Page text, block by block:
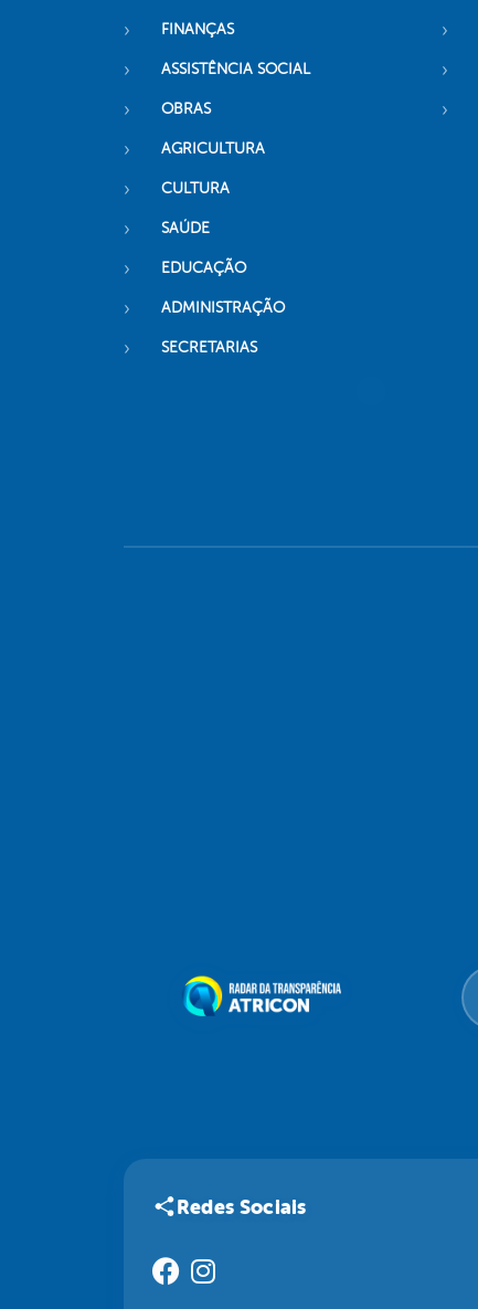
FINANÇAS
ASSISTÊNCIA SOCIAL
OBRAS
AGRICULTURA
CULTURA
SAÚDE
EDUCAÇÃO
ADMINISTRAÇÃO
SECRETARIAS
Redes Sociais